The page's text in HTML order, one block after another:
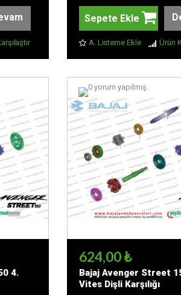
Sepete Ekle
A. Listeme Ekle Ürün
4.
624,00 ₺
Bajaj Avenger Street
Vites Dişli Karşılığı